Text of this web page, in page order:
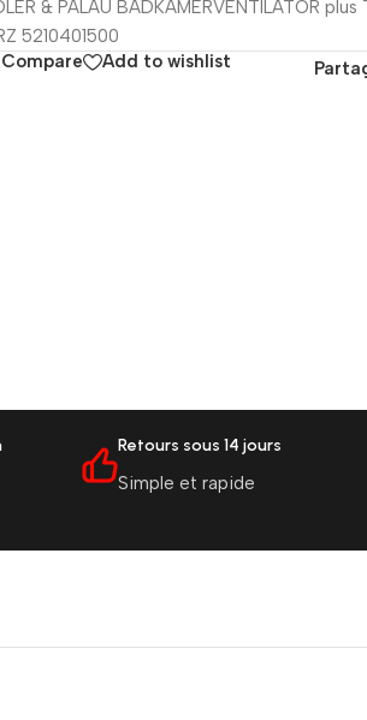
& PALAU BADKAMERVENTILATOR plus
5210401500
Compare
Add to wishlist
Retours sous 14 jours
Simple et rapide